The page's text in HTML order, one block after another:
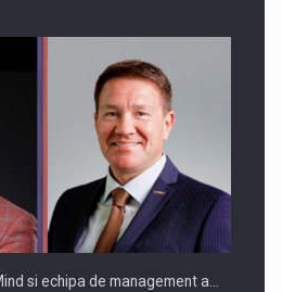
si echipa de management a…